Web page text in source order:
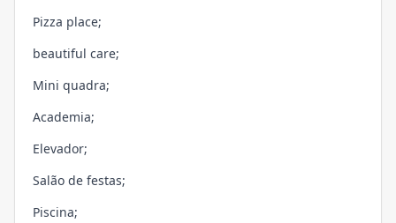
Pizza place;
beautiful care;
Mini quadra;
Academia;
Elevador;
Salão de festas;
Piscina;